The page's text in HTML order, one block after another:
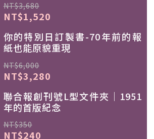
NT$3,680
NT$1,520
你的特別日訂製書-70年前的報
紙也能原貌重現
NT$6,000
NT$3,280
聯合報創刊號L型文件夾｜1951
年的首版紀念
NT$350
NT$240